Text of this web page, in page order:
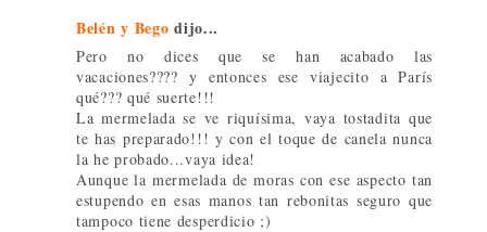
Belén y Bego dijo...
Pero no dices que se han acabado las
vacaciones???? y entonces ese viajecito a París
qué??? qué suerte!!!
La mermelada se ve riquísima, vaya tostadita que
te has preparado!!! y con el toque de canela nunca
la he probado...vaya idea!
Aunque la mermelada de moras con ese aspecto tan
estupendo en esas manos tan rebonitas seguro que
tampoco tiene desperdicio ;)